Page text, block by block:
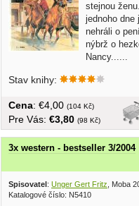
stejnou
jednoho dne
nehráli o
nýbrž o
Nancy......
Stav knihy:
Cena: €4,00 (104 Kč)
Pre Vás: €3,80 (98 Kč)
3x western - bestseller 3/2004
Spisovatel: Unger Gert Fritz , Moba
Katalogové číslo: N5410